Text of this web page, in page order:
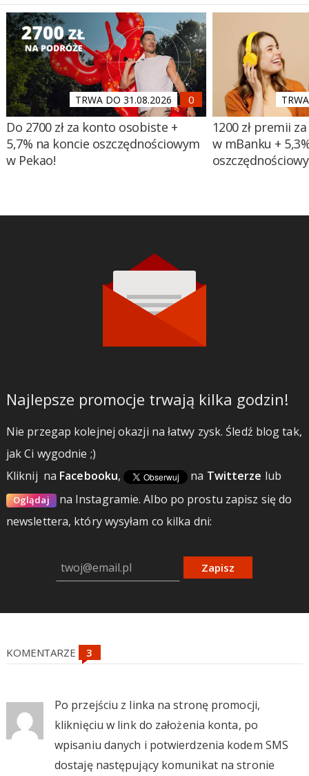
TRWA DO 31.08.2026
Do 2700 zł za konto osobiste +
5,7% na koncie oszczędnościowym
w Pekao!
1200 zł premii
w mBanku +
Najlepsze promocje trwają kilka godzin!
Nie przegap kolejnej okazji na łatwy zysk. Śledź blog tak,
jak Ci wygodnie ;)
Kliknij na Facebooku, na Twitterze lub
Oglądaj na Instagramie.Albo po prostu zapisz się do
newslettera, który wysyłam co kilka dni:
Zapisz
KOMENTARZE
Po przejściu z linka na stronę promocji,
kliknięciu w link do założenia konta, po
wpisaniu danych i potwierdzenia kodem SMS
dostaję następujący komunikat na stronie